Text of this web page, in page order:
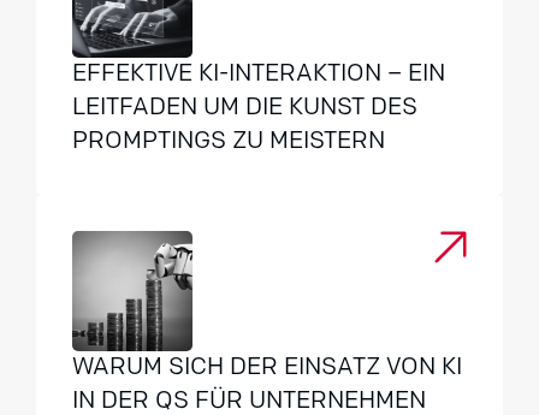
EFFEKTIVE KI-INTERAKTION – EIN
LEITFADEN UM DIE KUNST DES
PROMPTINGS ZU MEISTERN
WARUM SICH DER EINSATZ VON KI
IN DER QS FÜR UNTERNEHMEN